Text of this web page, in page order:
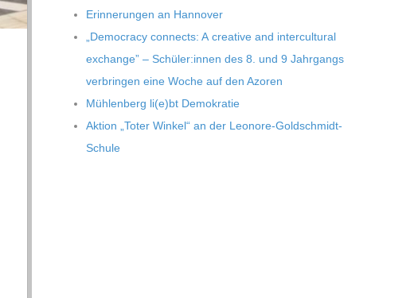
Erin­ne­run­gen an Hannover
„Demo­cracy con­nects: A crea­tive and inter­cul­tu­ral
exch­ange” – Schüler:innen des 8. und 9 Jahr­gangs
ver­brin­gen eine Woche auf den Azoren
Müh­len­berg li(e)bt Demokratie
Aktion „Toter Win­kel“ an der Leonore-Goldschmidt-
Schule